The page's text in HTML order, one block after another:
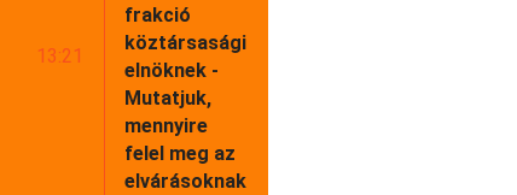
13:21
frakció
köztársasági
elnöknek -
Mutatjuk,
mennyire
felel meg az
elvárásoknak